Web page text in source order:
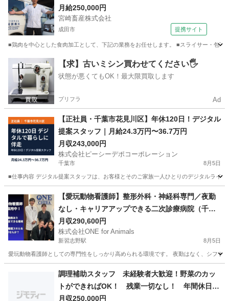
月給250,000円
宮崎畜産株式会社
成田市 提携サイト
■鶏肉を中心とした食肉加工として、下記の業務をお任せします。 ■スライサー・包
千葉 成田市 飲食
【求】古いミシン買わせてください🖐️
状態が悪くてもOK！最大限買取します
プリフラ Ad
【正社員・千葉市花見川区】年休120日！デジタル
提案スタッフ｜月給24.3万円〜36.7万円
月収243,000円
株式会社ピーシーデポコーポレーション
千葉市 8月5日
■仕事内容 デジタル提案スタッフは、お客様とそのご家族一人ひとりのデジタルライ
サービス業 アプリ
【愛玩動物看護師】整形外科・神経科専門／夜勤
なし・キャリアアップできる二次診療病院（千
葉）
月収290,600円
株式会社ONE for Animals
新習志野駅 8月5日
愛玩動物看護師としての専門性をしっかり高められる環境です。 夜勤はなく、シフト
新習志野駅 その他 病院
調理補助スタッフ 未経験者大歓迎！野菜のカッ
トができればOK！ 残業一切なし！ 年間休日12
4日以上！ 主婦や子育て世代活躍中！
月収250,000円